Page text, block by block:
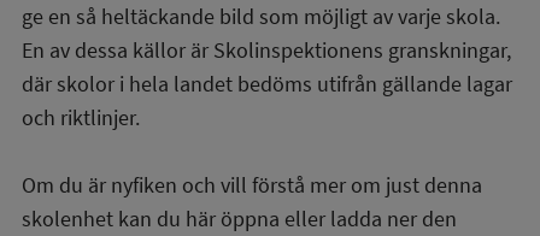
ge en så heltäckande bild som möjligt av varje skola.
En av dessa källor är Skolinspektionens granskningar,
där skolor i hela landet bedöms utifrån gällande lagar
och riktlinjer.
Om du är nyfiken och vill förstå mer om just denna
skolenhet kan du här öppna eller ladda ner den